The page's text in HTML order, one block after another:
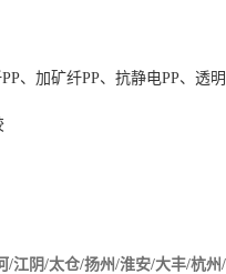
PP、加矿纤PP、抗静电PP、透明
/江阴/太仓/扬州/淮安/大丰/杭州/